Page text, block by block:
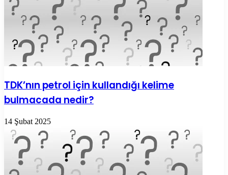
TDK’nın petrol için kullandığı kelime
bulmacada nedir?
14 Şubat 2025